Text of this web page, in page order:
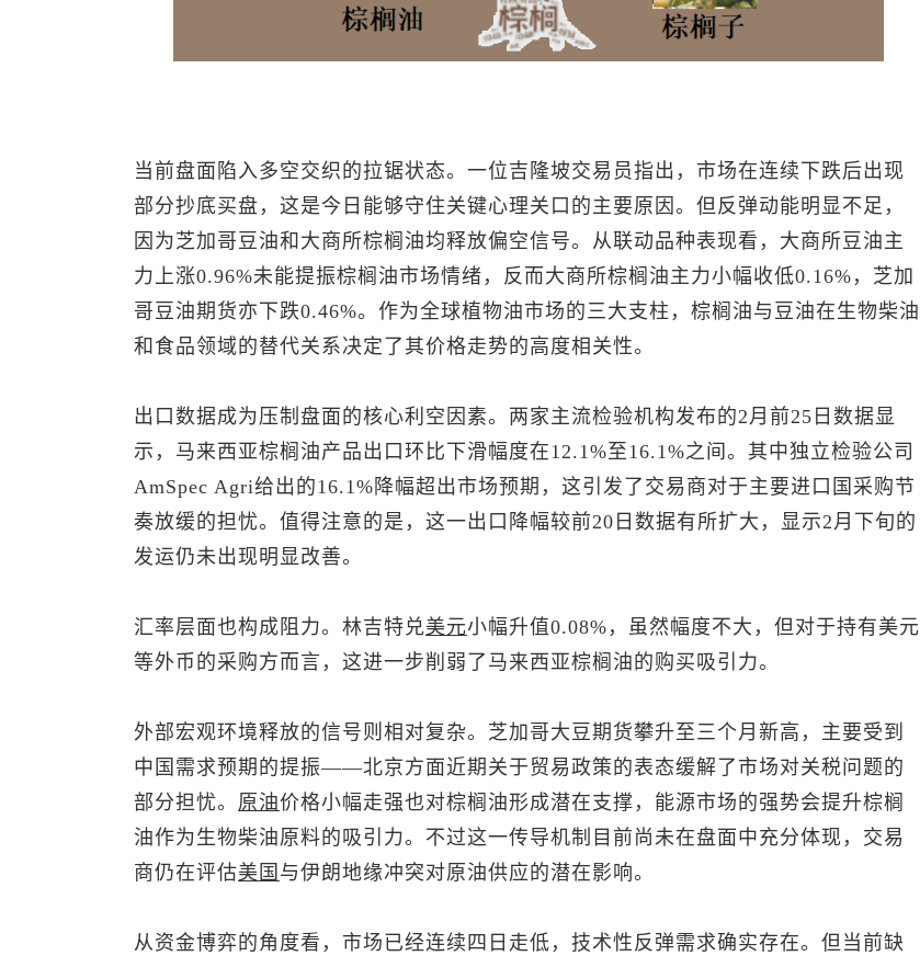
当前盘面陷入多空交织的拉锯状态。一位吉隆坡交易员指出，市场在连续下跌后出现
部分抄底买盘，这是今日能够守住关键心理关口的主要原因。但反弹动能明显不足，
因为芝加哥豆油和大商所棕榈油均释放偏空信号。从联动品种表现看，大商所豆油主
力上涨0.96%未能提振棕榈油市场情绪，反而大商所棕榈油主力小幅收低0.16%，芝加
哥豆油期货亦下跌0.46%。作为全球植物油市场的三大支柱，棕榈油与豆油在生物柴油
和食品领域的替代关系决定了其价格走势的高度相关性。
出口数据成为压制盘面的核心利空因素。两家主流检验机构发布的2月前25日数据显
示，马来西亚棕榈油产品出口环比下滑幅度在12.1%至16.1%之间。其中独立检验公司
AmSpec Agri给出的16.1%降幅超出市场预期，这引发了交易商对于主要进口国采购节
奏放缓的担忧。值得注意的是，这一出口降幅较前20日数据有所扩大，显示2月下旬的
发运仍未出现明显改善。
汇率层面也构成阻力。林吉特兑美元小幅升值0.08%，虽然幅度不大，但对于持有美元
等外币的采购方而言，这进一步削弱了马来西亚棕榈油的购买吸引力。
外部宏观环境释放的信号则相对复杂。芝加哥大豆期货攀升至三个月新高，主要受到
中国需求预期的提振——北京方面近期关于贸易政策的表态缓解了市场对关税问题的
部分担忧。 原油价格小幅走强也对棕榈油形成潜在支撑，能源市场的强势会提升棕榈
油作为生物柴油原料的吸引力。不过这一传导机制目前尚未在盘面中充分体现，交易
商仍在评估美国 与伊朗地缘冲突对原油供应的潜在影响。
从资金博弈的角度看，市场已经连续四日走低，技术性反弹需求确实存在。但当前缺